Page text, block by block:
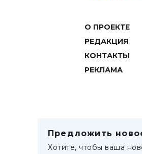
О ПРОЕКТЕ
РЕДАКЦИЯ
КОНТАКТЫ
РЕКЛАМА
Предложить
Хотите, чтобы ваша